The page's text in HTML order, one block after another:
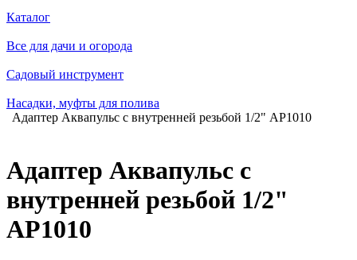
Каталог
Все для дачи и огорода
Садовый инструмент
Насадки, муфты для полива
Адаптер Аквапульс с внутренней резьбой 1/2" АР1010
Адаптер Аквапульс с
внутренней резьбой 1/2"
АР1010